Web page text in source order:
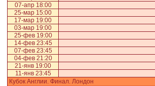
07-апр 18:00
25-мар 15:00
17-мар 19:00
03-мар 19:00
25-фев 19:00
14-фев 23:45
07-фев 23:45
04-фев 21:20
21-янв 19:00
11-янв 23:45
Кубок Англии. Финал. Лондон